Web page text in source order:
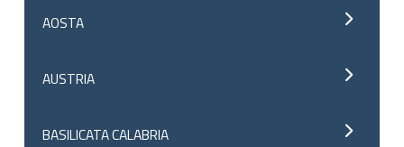
AOSTA
AUSTRIA
BASILICATA CALABRIA